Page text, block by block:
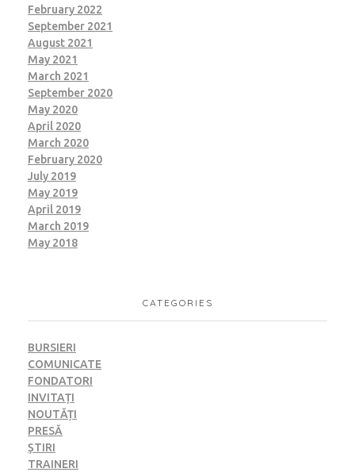
February 2022
September 2021
August 2021
May 2021
March 2021
September 2020
May 2020
April 2020
March 2020
February 2020
July 2019
May 2019
April 2019
March 2019
May 2018
CATEGORIES
BURSIERI
COMUNICATE
FONDATORI
INVITAȚI
NOUTĂȚI
PRESĂ
ȘTIRI
TRAINERI